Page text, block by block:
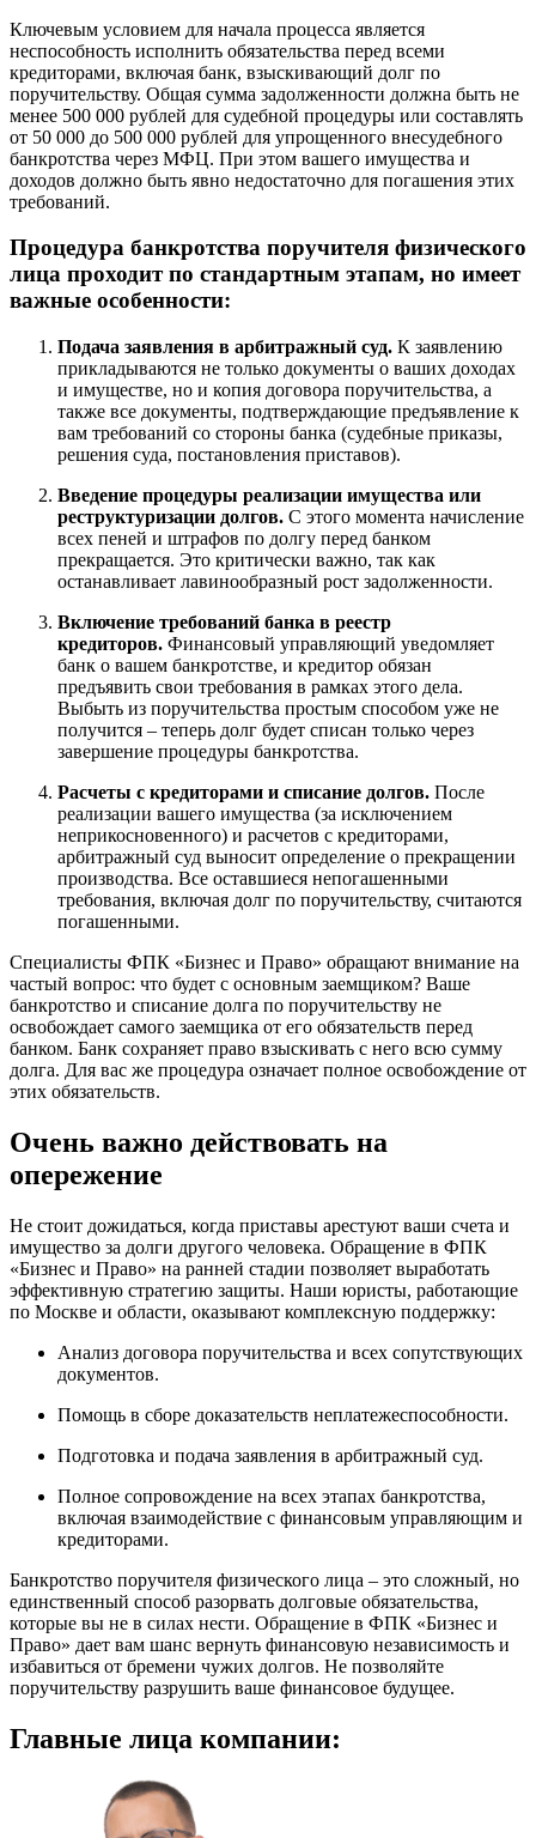
Ключевым условием для начала процесса является
неспособность исполнить обязательства перед всеми
кредиторами, включая банк, взыскивающий долг по
поручительству. Общая сумма задолженности должна быть не
менее 500 000 рублей для судебной процедуры или составлять
от 50 000 до 500 000 рублей для упрощенного внесудебного
банкротства через МФЦ. При этом вашего имущества и
доходов должно быть явно недостаточно для погашения этих
требований.
Процедура банкротства поручителя физического
лица проходит по стандартным этапам, но имеет
важные особенности:
Подача заявления в арбитражный суд. К заявлению
прикладываются не только документы о ваших доходах
и имуществе, но и копия договора поручительства, а
также все документы, подтверждающие предъявление к
вам требований со стороны банка (судебные приказы,
решения суда, постановления приставов).
Введение процедуры реализации имущества или
реструктуризации долгов. С этого момента начисление
всех пеней и штрафов по долгу перед банком
прекращается. Это критически важно, так как
останавливает лавинообразный рост задолженности.
Включение требований банка в реестр
кредиторов. Финансовый управляющий уведомляет
банк о вашем банкротстве, и кредитор обязан
предъявить свои требования в рамках этого дела.
Выбыть из поручительства простым способом уже не
получится – теперь долг будет списан только через
завершение процедуры банкротства.
Расчеты с кредиторами и списание долгов. После
реализации вашего имущества (за исключением
неприкосновенного) и расчетов с кредиторами,
арбитражный суд выносит определение о прекращении
производства. Все оставшиеся непогашенными
требования, включая долг по поручительству, считаются
погашенными.
Специалисты ФПК «Бизнес и Право» обращают внимание на
частый вопрос: что будет с основным заемщиком? Ваше
банкротство и списание долга по поручительству не
освобождает самого заемщика от его обязательств перед
банком. Банк сохраняет право взыскивать с него всю сумму
долга. Для вас же процедура означает полное освобождение от
этих обязательств.
Очень важно действовать на
опережение
Не стоит дожидаться, когда приставы арестуют ваши счета и
имущество за долги другого человека. Обращение в ФПК
«Бизнес и Право» на ранней стадии позволяет выработать
эффективную стратегию защиты. Наши юристы, работающие
по Москве и области, оказывают комплексную поддержку:
Анализ договора поручительства и всех сопутствующих
документов.
Помощь в сборе доказательств неплатежеспособности.
Подготовка и подача заявления в арбитражный суд.
Полное сопровождение на всех этапах банкротства,
включая взаимодействие с финансовым управляющим и
кредиторами.
Банкротство поручителя физического лица – это сложный, но
единственный способ разорвать долговые обязательства,
которые вы не в силах нести. Обращение в ФПК «Бизнес и
Право» дает вам шанс вернуть финансовую независимость и
избавиться от бремени чужих долгов. Не позволяйте
поручительству разрушить ваше финансовое будущее.
Главные лица компании: